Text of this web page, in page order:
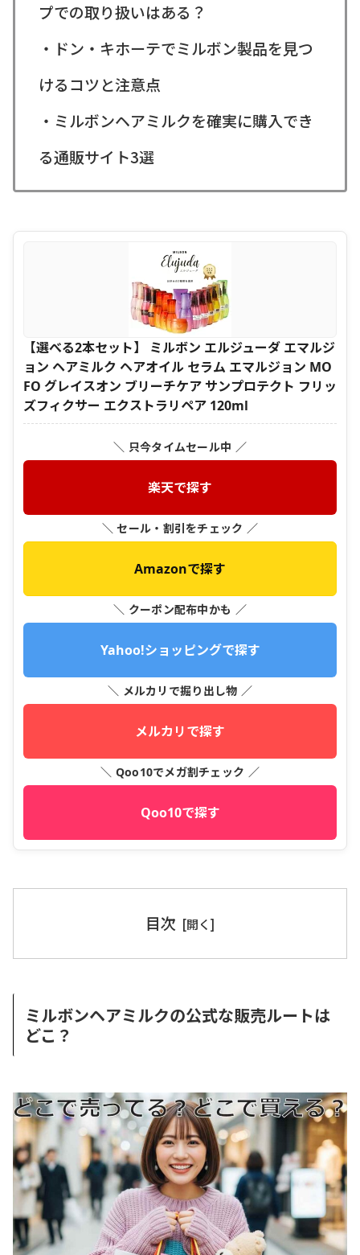
プでの取り扱いはある？
・ドン・キホーテでミルボン製品を見つ
けるコツと注意点
・ミルボンヘアミルクを確実に購入でき
る通販サイト3選
【選べる2本セット】 ミルボン エルジューダ エマルジ
ョン ヘアミルク ヘアオイル セラム エマルジョン MO
FO グレイスオン ブリーチケア サンプロテクト フリッ
ズフィクサー エクストラリペア 120ml
＼ 只今タイムセール中 ／
楽天で探す
＼ セール・割引をチェック ／
Amazonで探す
＼ クーポン配布中かも ／
Yahoo!ショッピングで探す
＼ メルカリで掘り出し物 ／
メルカリで探す
＼ Qoo10でメガ割チェック ／
Qoo10で探す
目次
ミルボンヘアミルクの公式な販売ルートは
どこ？